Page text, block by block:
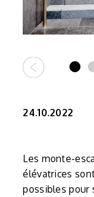
24.10.2022
Les monte-
élévatrices
possibles pour